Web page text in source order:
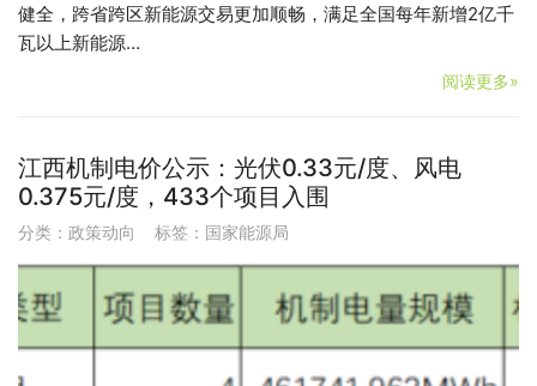
健全，跨省跨区新能源交易更加顺畅，满足全国每年新增2亿千
瓦以上新能源…
阅读更多»
江西机制电价公示：光伏0.33元/度、风电
0.375元/度，433个项目入围
分类： 政策动向 标签： 国家能源局